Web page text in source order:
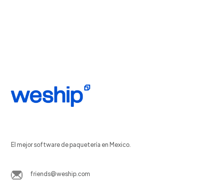
El mejor software de paquetería en Mexico.
friends@weship.com